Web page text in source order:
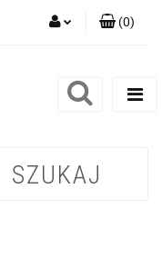
Zarejestruj się
(0)
SZUKAJ